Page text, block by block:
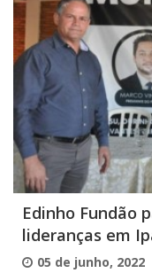
Edinho Fundão
lideranças em
05 de junho, 2022